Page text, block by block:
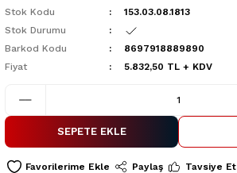
Stok Kodu
153.03.08.1813
Stok Durumu
Barkod Kodu
8697918889890
Fiyat
5.832,50 TL + KDV
SEPETE EKLE
Paylaş Tavsiye Et